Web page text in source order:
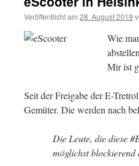
Veröffentlicht am 28. August 2019
Wie
Mir ist
Seit der Freigabe der E-
Gemüter. Die werden nach
Die Leute, die diese
möglichst